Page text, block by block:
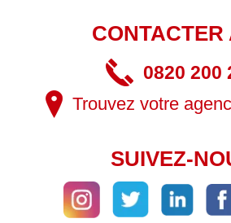
CONTACTER
0820 200
Trouvez votre
SUIVEZ-